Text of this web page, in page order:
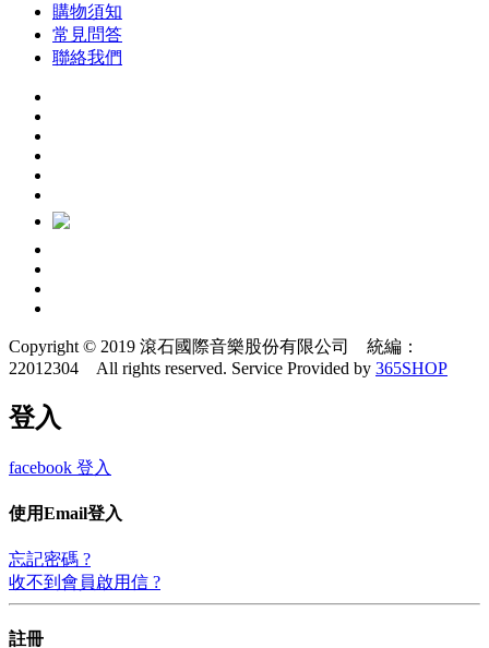
購物須知
常見問答
聯絡我們
Copyright © 2019 滾石國際音樂股份有限公司 統編：
22012304 All rights reserved. Service Provided by 365SHOP
登入
facebook 登入
使用Email登入
忘記密碼 ?
收不到會員啟用信 ?
註冊